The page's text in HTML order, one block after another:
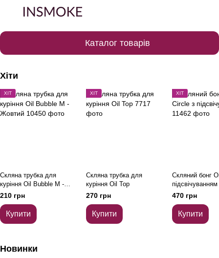
Каталог товарів
Хіти
ХІТ
Скляна трубка для
куріння Oil Bubble M -
Жовтий
210 грн
Купити
ХІТ
Скляна трубка для
куріння Oil Top
270 грн
Купити
ХІТ
Скляний бонг
підсвічуванням
470 грн
Купити
Новинки